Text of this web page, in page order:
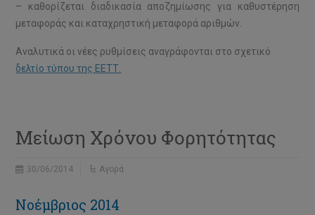
– καθορίζεται διαδικασία αποζημίωσης για καθυστέρηση
μεταφοράς και καταχρηστική μεταφορά αριθμών.
Αναλυτικά οι νέες ρυθμίσεις αναγράφονται στο σχετικό
δελτίο τύπου της ΕΕΤΤ.
Μείωση Χρόνου Φορητότητας
30/06/2014 Αγορά
Νοέμβριος 2014